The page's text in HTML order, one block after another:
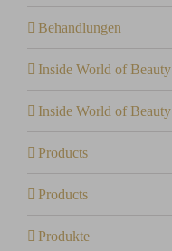
Behandlungen
Inside World of Beauty
Inside World of Beauty
Products
Products
Produkte